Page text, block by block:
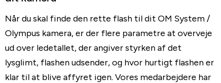
Når du skal finde den rette flash til dit OM System /
Olympus kamera, er der flere parametre at overveje
ud over ledetallet, der angiver styrken af det
lysglimt, flashen udsender, og hvor hurtigt flashen er
klar til at blive affyret igen. Vores medarbejdere har